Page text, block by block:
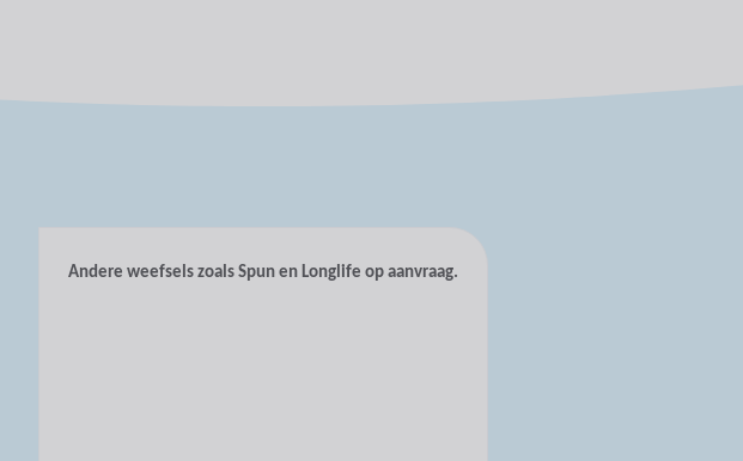
Andere weefsels zoals Spun en Longlife op aanvraag.